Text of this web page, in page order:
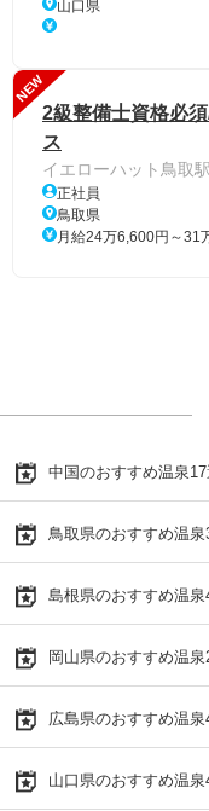
山口県
NEW
2級整備士資格必
ス
イエローハット鳥取
正社員
鳥取県
月給24万6,600円～31
中国のおすすめ温泉17
鳥取県のおすすめ温泉
島根県のおすすめ温泉
岡山県のおすすめ温泉
広島県のおすすめ温泉
山口県のおすすめ温泉